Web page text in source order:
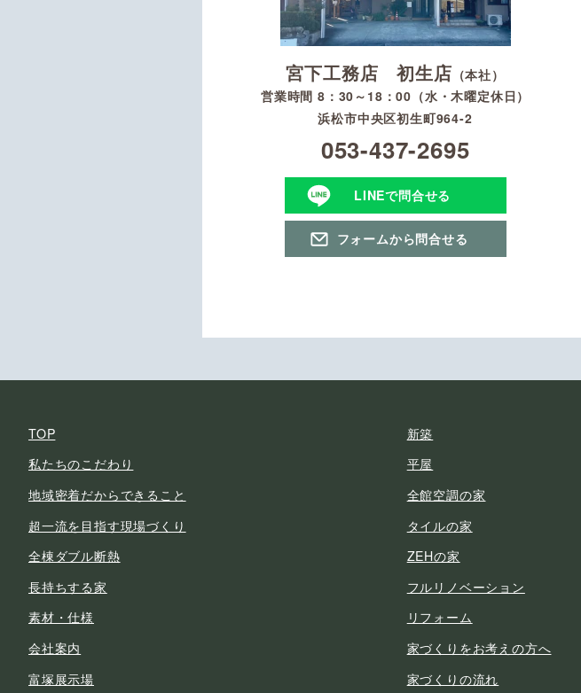
宮下工務店 初生店 （本社）
営業時間 8：30～18：00（水・木曜定休日）
浜松市中央区初生町964-2
053-437-2695
LINEで問合せる
フォームから問合せる
TOP
私たちのこだわり
地域密着だからできること
超一流を目指す現場づくり
全棟ダブル断熱
長持ちする家
素材・仕様
会社案内
富塚展示場
新築
平屋
全館空調の家
タイルの家
ZEHの家
フルリノベーション
リフォーム
家づくりをお考えの方へ
家づくりの流れ